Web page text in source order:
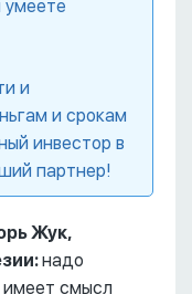
умеете
и
и срокам
инвестор в
партнер!
Жук,
надо
имеет смысл